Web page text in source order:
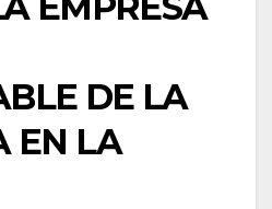
DE LA
EN LA